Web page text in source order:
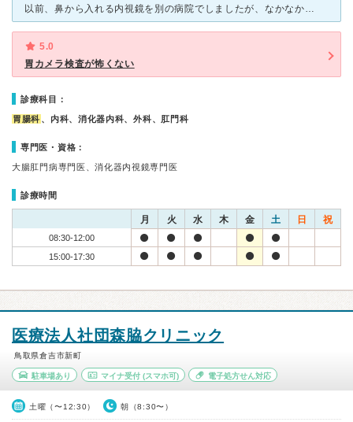
以前、鼻から入れる内視鏡を別の病院でしましたが、なかなか入らないうえに何度も嗚咽しました。 そのときの経験から胃カメラには抵抗があり、鎮静剤を打ってくれるここの病院に胃カメラをしに行きました。
5.0
胃カメラ検査が怖くない
診療科目：
胃腸科 、内科、消化器内科、外科、肛門科
専門医・資格：
大腸肛門病専門医、消化器内視鏡専門医
診療時間
月 火 水 木 金 土 日 祝
08:30-12:00
15:00-17:30
医療法人社団森脇クリニック
鳥取県倉吉市新町
駐車場あり マイナ受付(スマホ可) 電子処方せん対応
土曜（〜12:30） 朝（8:30〜）